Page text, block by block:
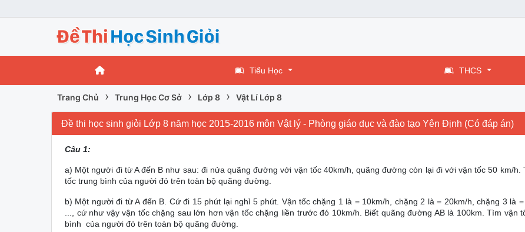
Tiểu Học THCS
Trang Chủ › Trung Học Cơ Sở › Lớp 8 › Vật Lí Lớp 8
Đề thi học sinh giỏi Lớp 8 năm học 2015-2016 môn Vật lý - Phòng giáo dục và đào tạo Yên Định (Có đáp án)
Câu 1:
a) Một người đi từ A đến B như sau: đi nửa quãng đường với vận tốc 40km/h, quãng đường còn lại đi với vận tốc 50 km/h.
tốc trung bình của người đó trên toàn bộ quãng đường.
b) Một người đi từ A đến B. Cứ đi 15 phút lại nghỉ 5 phút. Vận tốc chặng 1 là = 10km/h, chặng 2 là = 20km/h, chặng 3 là =
..., cứ như vậy vận tốc chặng sau lớn hơn vận tốc chặng liền trước đó 10km/h. Biết quãng đường AB là 100km. Tìm vận
bình của người đó trên toàn bộ quãng đường.